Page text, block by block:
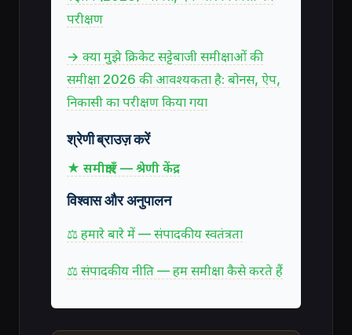
परीक्षण
→ क्या मुझे क्रिकेट सट्टेबाजी समीक्षाओं की
समीक्षा 2026 की आवश्यकता है: बोनस, ऐप,
निकासी का परीक्षण किया गया
श्रेणी ब्राउज़ करें
★ समीक्षाएँ — श्रेणी केंद्र
विश्वास और अनुपालन
⚖ हमारे बारे में — संपादकीय स्वतंत्रता
⚖ संपादकीय नीति — हम समीक्षा कैसे करते हैं